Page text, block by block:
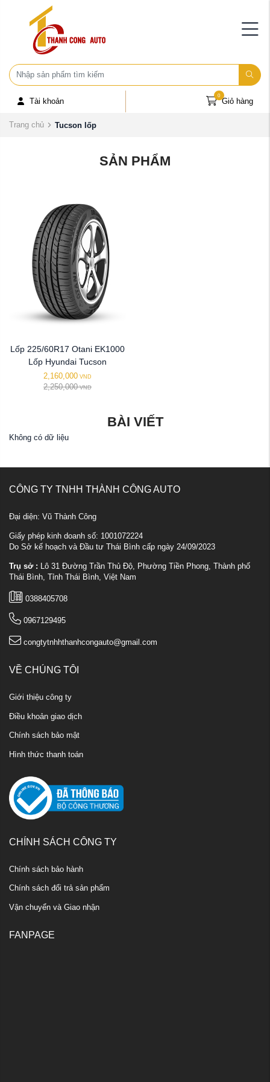
Tài khoản Giỏ hàng
0
Trang chủ Tucson lốp
SẢN PHẨM
Lốp 225/60R17 Otani EK1000
Lốp Hyundai Tucson
2,160,000 VND
2,250,000 VND
BÀI VIẾT
Không có dữ liệu
CÔNG TY TNHH THÀNH CÔNG AUTO
Đại diện: Vũ Thành Công
Giấy phép kinh doanh số: 1001072224
Do Sở kế hoạch và Đầu tư Thái Bình cấp ngày 24/09/2023
Trụ sở : Lô 31 Đường Trần Thủ Độ, Phường Tiền Phong, Thành phố
Thái Bình, Tỉnh Thái Bình, Việt Nam
0388405708
0967129495
congtytnhhthanhcongauto@gmail.com
VỀ CHÚNG TÔI
Giới thiệu công ty
Điều khoản giao dịch
Chính sách bảo mật
Hình thức thanh toán
CHÍNH SÁCH CÔNG TY
Chính sách bảo hành
Chính sách đổi trả sản phẩm
Vận chuyển và Giao nhận
FANPAGE